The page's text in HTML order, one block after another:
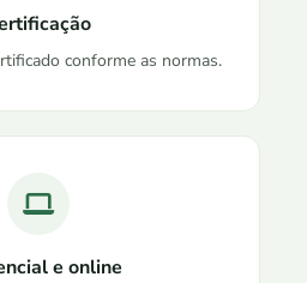
conforme as normas.
e online